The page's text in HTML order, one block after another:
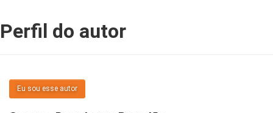
Perfil do autor
Eu sou esse autor